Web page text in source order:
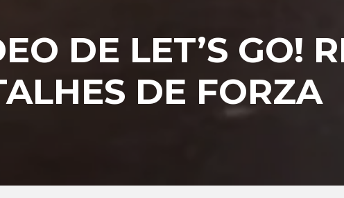
DE LET’S GO!
DE FORZA